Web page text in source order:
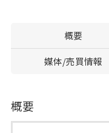
概要
媒体/売買情報
概要